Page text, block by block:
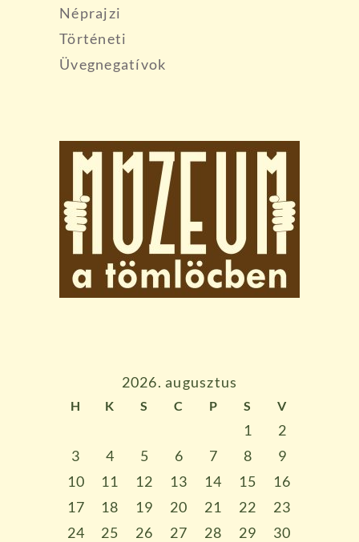
Néprajzi
Történeti
Üvegnegatívok
2026. augusztus
H K S C P S V
1
2
3
4 5 6 7 8
9
10
11 12 13 14 15
16
17
18 19 20 21 22
23
24
25 26 27 28 29 30